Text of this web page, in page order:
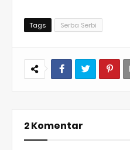
Tags Serba Serbi
2 Komentar